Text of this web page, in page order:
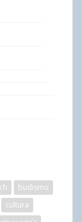
budismo
cultura